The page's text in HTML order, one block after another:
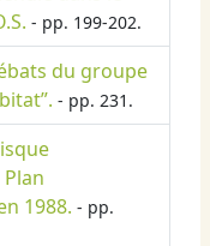
- pp. 199-202.
du groupe
- pp. 231.
1988. - pp.